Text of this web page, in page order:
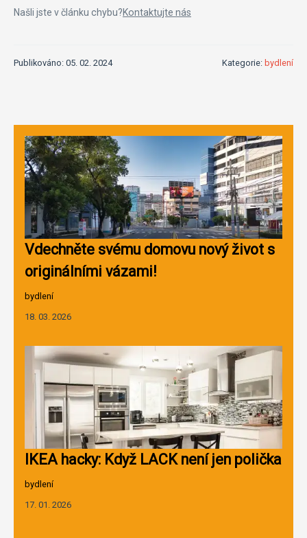
Našli jste v článku chybu?Kontaktujte nás
Publikováno: 05. 02. 2024 Kategorie: bydlení
Vdechněte svému domovu nový život s
originálními vázami!
bydlení
18. 03. 2026
IKEA hacky: Když LACK není jen polička
bydlení
17. 01. 2026